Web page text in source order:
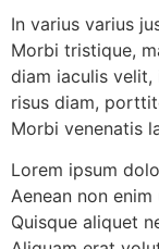
In varius varius
Morbi tristique,
diam iaculis velit,
risus diam,
Morbi venenatis
Lorem ipsum
Aenean non
Quisque aliquet